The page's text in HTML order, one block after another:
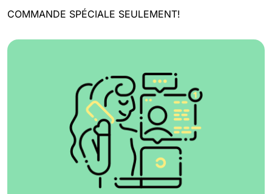
COMMANDE SPÉCIALE SEULEMENT!